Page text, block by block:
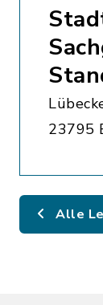
23795
Alle